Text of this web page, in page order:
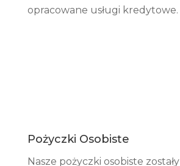
opracowane usługi kredytowe.
Pożyczki Osobiste
Nasze pożyczki osobiste zostały